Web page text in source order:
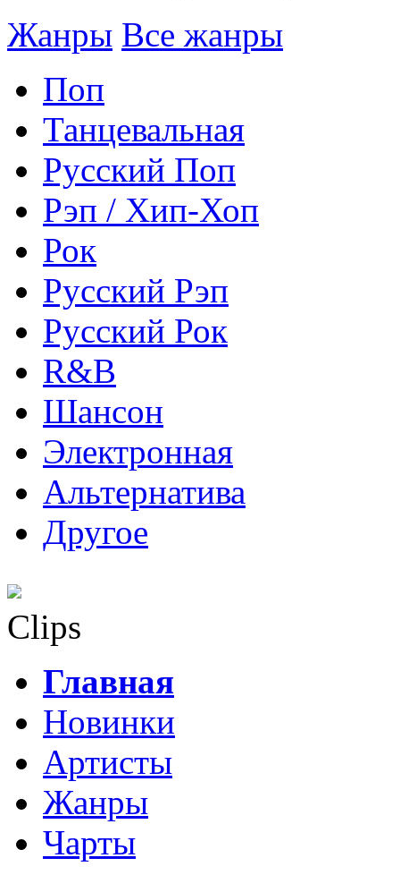
Жанры Все жанры
Поп
Танцевальная
Русский Поп
Рэп / Хип-Хоп
Рок
Русский Рэп
Русский Рок
R&B
Шансон
Электронная
Альтернатива
Другое
Clips
Главная
Новинки
Артисты
Жанры
Чарты